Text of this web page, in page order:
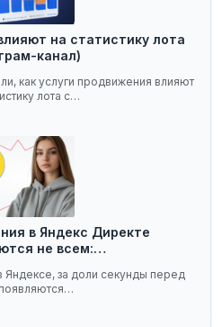
на статистику лота
канал)
как услуги продвижения влияют
лота с…
в Яндекс Директе
не всем:…
Яндексе, за доли секунды перед